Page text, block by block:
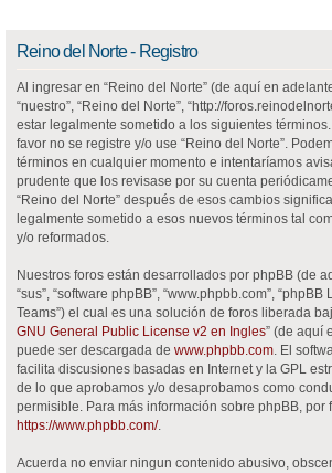
Reino del Norte - Registro
Al ingresar en “Reino del Norte” (de aquí en adelante
“nuestro”, “Reino del Norte”, “http://
estar legalmente sometido a los siguientes
favor no se registre y/o use “Reino del Norte”.
términos en cualquier momento e intentaríamos
prudente que los revisase por su cuenta
“Reino del Norte” después de esos cambios
legalmente sometido a esos nuevos términos tal
y/o reformados.
Nuestros foros están desarrollados por phpBB (de
“sus”, “software phpBB”, “www.phpbb.com”, “phpBB
Teams”) el cual es una solución de foros liberada
GNU General Public License v2 en Ingles” (de aquí
puede ser descargada de www.phpbb.com. El
facilita discusiones basadas en Internet y la GPL
de lo que aprobamos y/o desaprobamos como
permisible. Para más información sobre phpBB, por
https://www.phpbb.com/.
Acuerda no enviar ningun contenido abusivo,